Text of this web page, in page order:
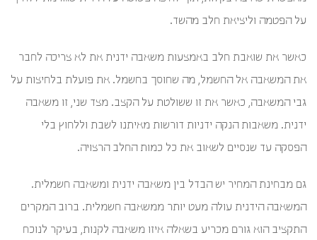
על הפטמה וליציאת חלב מהשד.
כאשר את שואבת חלב באמצעות משאבה ידנית את לא צריכה לחבר
את המשאבה אל החשמל, מה שחוסך בחשמל. את פועלת בלחיצות על
גבי המשאבה, כאשר את זו ששולטת על הקצב. מצד שני, זו משאבה
ידנית. משאבות הנקה ידניות דורשות מאיתנו לשבת וללחוץ בלי
הפסקה עד שנסיים לשאוב את כל כמות החלב הרצויה.
גם מבחינת המחיר יש הבדל בין משאבה ידנית ומשאבה חשמלית.
המשאבה הידנית עולה מעט יותר ממשאבה חשמלית. ברוב המקרים
התקציב הוא גורם מכריע בשאלה איזו משאבה לקנות, בעיקר לנוכח